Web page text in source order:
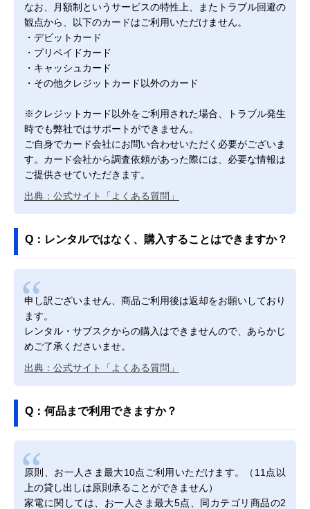
なお、月額制というサービスの特性上、またトラブル回避の
観点から、以下のカードはご利用いただけません。
・デビットカード
・プリペイドカード
・キャッシュカード
・その他クレジットカード以外のカード
※クレジットカード以外をご利用された場合、トラブル発生
時でも弊社ではサポートができません。
ご自身でカード会社にお問い合わせいただく必要がございま
す。カード会社から調査依頼があった際には、必要な情報は
ご提供させていただきます。
出典：公式サイト「よくある質問」
Q：レンタルではなく、購入することはできますか？
申し訳ございません、商品ご利用後は返却をお願いしており
ます。
レンタル・サブスクからの購入はできませんので、あらかじ
めご了承くださいませ。
出典：公式サイト「よくある質問」
Q：何品まで利用できますか？
原則、お一人さま最大10点ご利用いただけます。（11点以
上の貸し出しは原則承ることができません）
家電に関しては、お一人さま最大5点、同カテゴリ商品の2